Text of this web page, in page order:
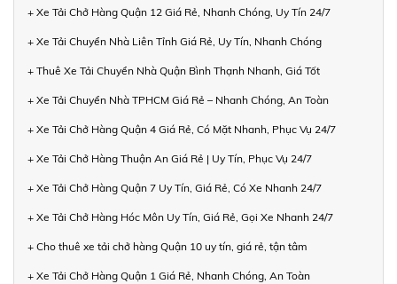
+ Xe Tải Chở Hàng Quận 12 Giá Rẻ, Nhanh Chóng, Uy Tín 24/7
+ Xe Tải Chuyển Nhà Liên Tỉnh Giá Rẻ, Uy Tín, Nhanh Chóng
+ Thuê Xe Tải Chuyển Nhà Quận Bình Thạnh Nhanh, Giá Tốt
+ Xe Tải Chuyển Nhà TPHCM Giá Rẻ – Nhanh Chóng, An Toàn
+ Xe Tải Chở Hàng Quận 4 Giá Rẻ, Có Mặt Nhanh, Phục Vụ 24/7
+ Xe Tải Chở Hàng Thuận An Giá Rẻ | Uy Tín, Phục Vụ 24/7
+ Xe Tải Chở Hàng Quận 7 Uy Tín, Giá Rẻ, Có Xe Nhanh 24/7
+ Xe Tải Chở Hàng Hóc Môn Uy Tín, Giá Rẻ, Gọi Xe Nhanh 24/7
+ Cho thuê xe tải chở hàng Quận 10 uy tín, giá rẻ, tận tâm
+ Xe Tải Chở Hàng Quận 1 Giá Rẻ, Nhanh Chóng, An Toàn